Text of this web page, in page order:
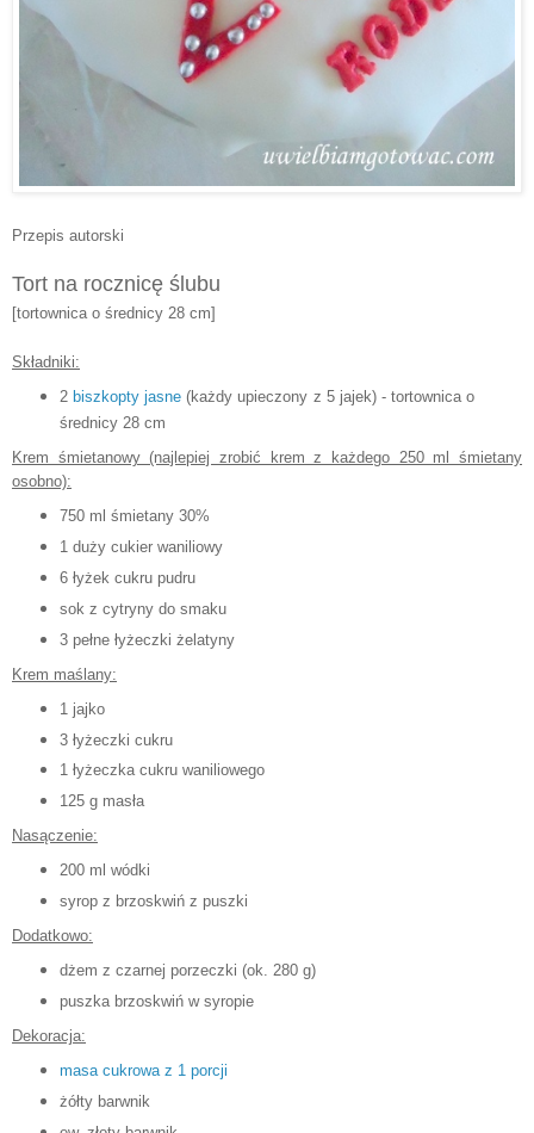
Przepis autorski
Tort na rocznicę ślubu
[tortownica o średnicy 28 cm]
Składniki:
2 biszkopty jasne(każdy upieczony z 5 jajek) - tortownica o
średnicy 28 cm
Krem śmietanowy (najlepiej zrobić krem z każdego 250 ml śmietany
osobno):
750 ml śmietany 30%
1 duży cukier waniliowy
6 łyżek cukru pudru
sok z cytryny do smaku
3 pełne łyżeczki żelatyny
Krem maślany:
1 jajko
3 łyżeczki cukru
1 łyżeczka cukru waniliowego
125 g masła
Nasączenie:
200 ml wódki
syrop z brzoskwiń z puszki
Dodatkowo:
dżem z czarnej porzeczki (ok. 280 g)
puszka brzoskwiń w syropie
Dekoracja:
masa cukrowa z 1 porcji
żółty barwnik